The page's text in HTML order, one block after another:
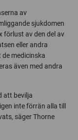
av
sjukdomen
förlust av den del av
eller andra
medicinska
även med andra
att bevilja
inte förrän alla till
säger Thorne